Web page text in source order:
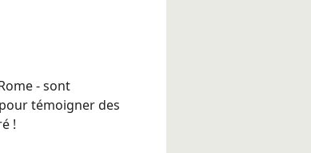
- sont
témoigner des
!